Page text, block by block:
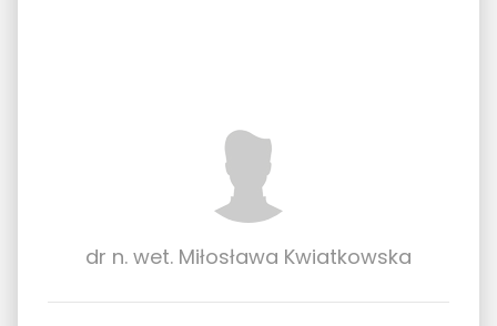
dr n. wet. Miłosława Kwiatkowska